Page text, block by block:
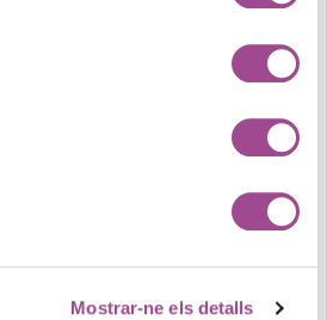
Mostrar-ne els detalls
web
creen webs intuïtives i